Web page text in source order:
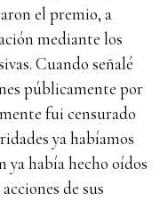
el premio, a
mediante los
Cuando señalé
públicamente por
fui censurado
ya habíamos
había hecho oídos
de sus